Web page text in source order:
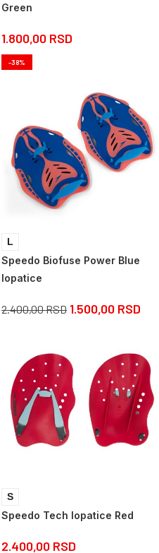
Green
1.800,00 RSD
-38%
L
Speedo Biofuse Power Blue
lopatice
2.400,00RSD 1.500,00 RSD
S
Speedo Tech lopatice Red
2.400,00 RSD